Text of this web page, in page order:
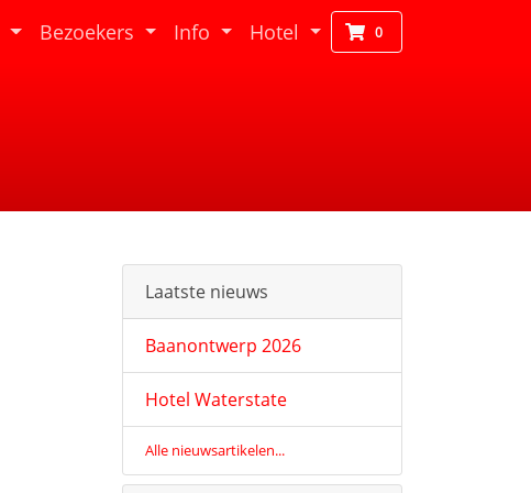
Bezoekers Info Hotel 0
Laatste nieuws
Baanontwerp 2026
Hotel Waterstate
Alle nieuwsartikelen...